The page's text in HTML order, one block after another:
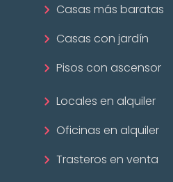
Casas más baratas
Casas con jardín
Pisos con ascensor
Locales en alquiler
Oficinas en alquiler
Trasteros en venta